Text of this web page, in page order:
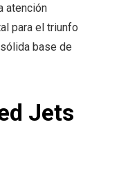
atención
para el triunfo
base de
Jets